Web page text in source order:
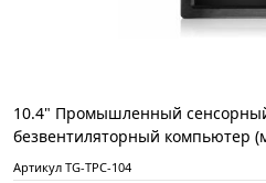
10.4" Промышленный
безвентиляторный компьютер
Артикул TG-TPC-104